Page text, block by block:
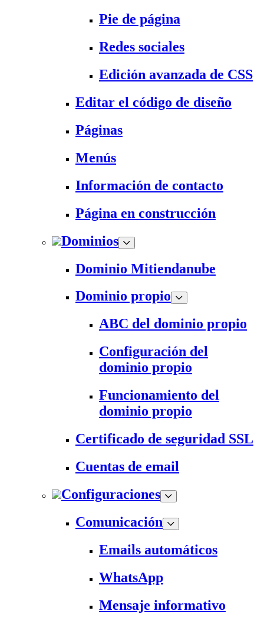
Pie de página
Redes sociales
Edición avanzada de CSS
Editar el código de diseño
Páginas
Menús
Información de contacto
Página en construcción
Dominios
Dominio Mitiendanube
Dominio propio
ABC del dominio propio
Configuración del
dominio propio
Funcionamiento del
dominio propio
Certificado de seguridad SSL
Cuentas de email
Configuraciones
Comunicación
Emails automáticos
WhatsApp
Mensaje informativo